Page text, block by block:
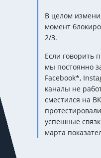
В целом
момент
2/3.
Если говорить
мы постоянно
Facebook*,
каналы не
сместился на
успешные
марта